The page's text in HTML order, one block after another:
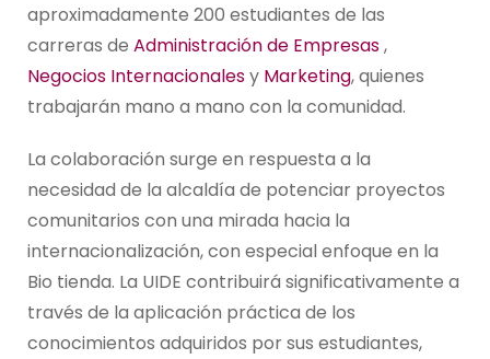
aproximadamente 200 estudiantes de las
carreras de Administración de Empresas,
Negocios Internacionalesy Marketing, quienes
trabajarán mano a mano con la comunidad.
La colaboración surge en respuesta a la
necesidad de la alcaldía de potenciar proyectos
comunitarios con una mirada hacia la
internacionalización, con especial enfoque en la
Bio tienda. La UIDE contribuirá significativamente a
través de la aplicación práctica de los
conocimientos adquiridos por sus estudiantes,